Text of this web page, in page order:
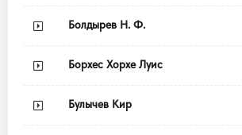
Болдырев Н. Ф.
Борхес Хорхе Луис
Булычев Кир